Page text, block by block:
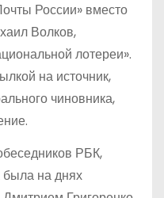
России» вместо
Волков,
лотереи».
на источник,
чиновника,
РБК,
была на днях